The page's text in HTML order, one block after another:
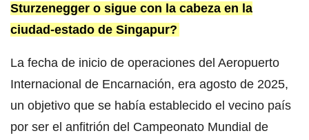
Sturzenegger o sigue con la cabeza en la
ciudad-estado de Singapur?
La fecha de inicio de operaciones del Aeropuerto
Internacional de Encarnación, era agosto de 2025,
un objetivo que se había establecido el vecino país
por ser el anfitrión del Campeonato Mundial de